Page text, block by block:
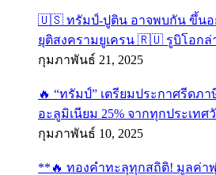
🇺🇸 ทรัมป์-ปูติน อาจพบกัน ขึ้นอ
ยุติสงครามยูเครน 🇷🇺 รูบิโอกล่
กุมภาพันธ์ 21, 2025
🔥 “ทรัมป์” เตรียมประกาศรีดภ
อะลูมิเนียม 25% จากทุกประเท
กุมภาพันธ์ 10, 2025
**🔥 ทองคำทะลุทุกสถิติ! มูลค่าพุ่